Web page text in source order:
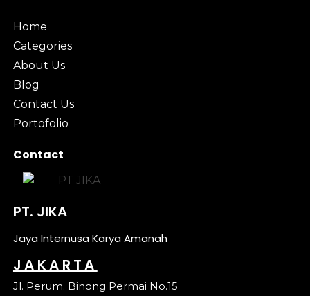
Home
Categories
About Us
Blog
Contact Us
Portofolio
Contact
PT. JIKA
Jaya Internusa Karya Amanah
JAKARTA
Jl. Perum. Binong Permai No.15